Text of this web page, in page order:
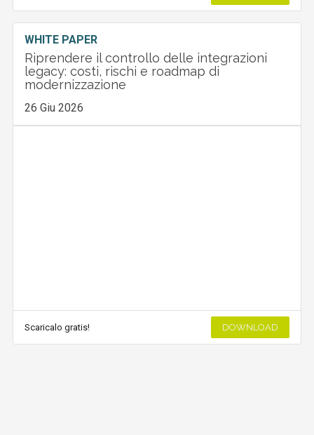
WHITE PAPER
Riprendere il controllo delle integrazioni
legacy: costi, rischi e roadmap di
modernizzazione
26 Giu 2026
Scaricalo gratis! DOWNLOAD